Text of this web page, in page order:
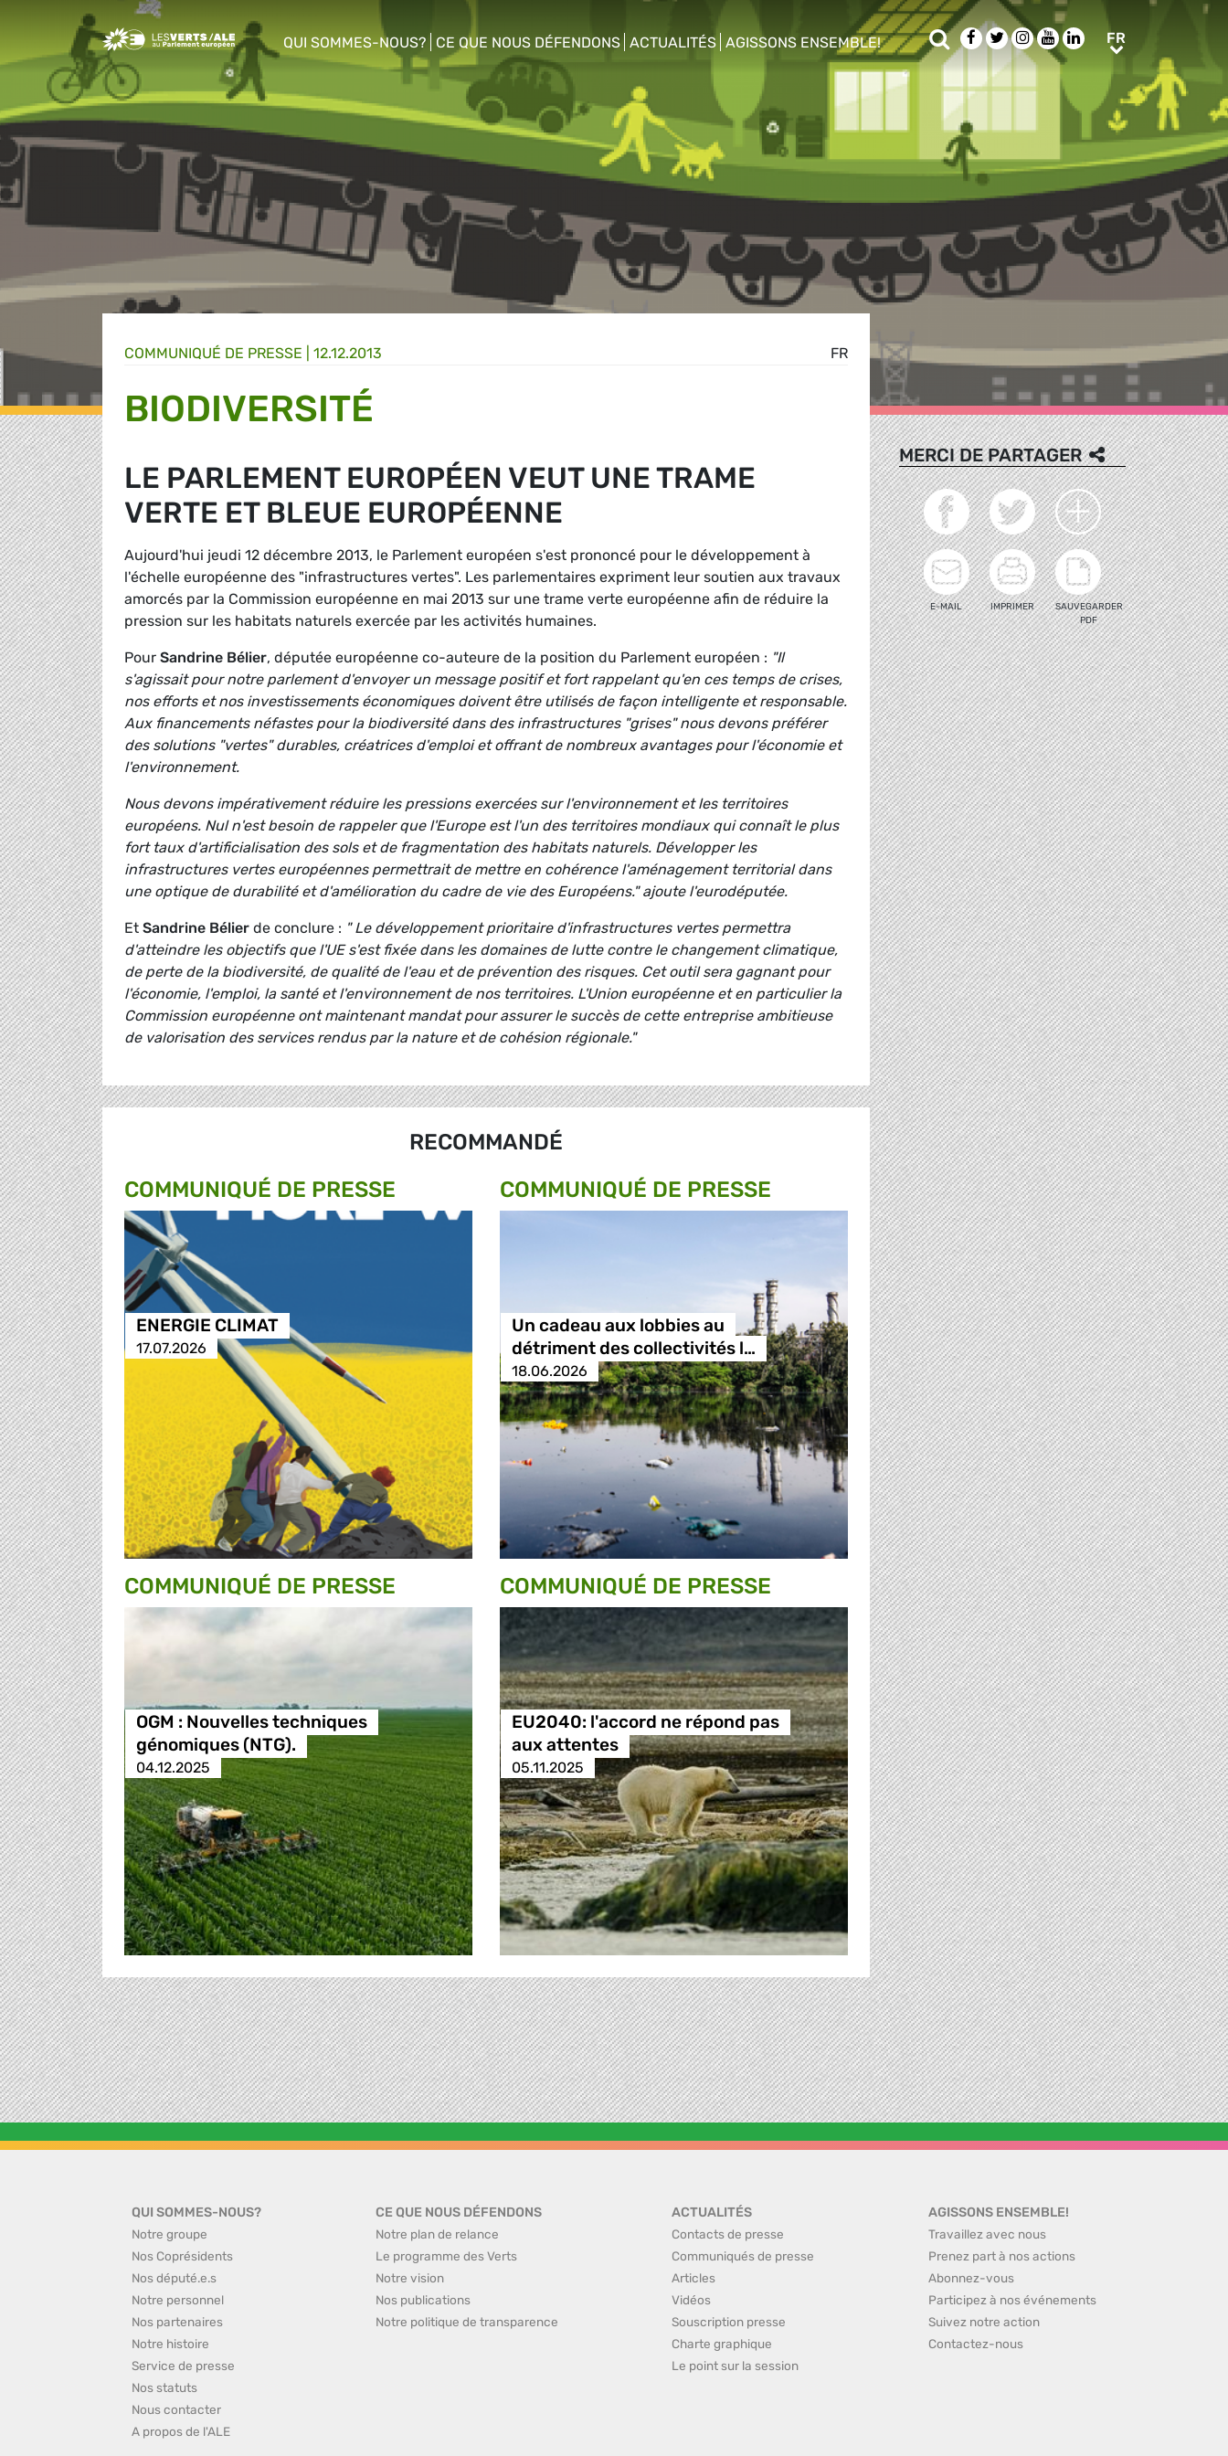
Greens/EFA Home
QUI SOMMES-NOUS?
show/hide sub menu
CE QUE NOUS DÉFENDONS
show/hide sub menu
ACTUALITÉS AGISSONS ENSEMBLE!
show/hide sub menu
Rechercher
Facebook
TwitterInstagram
YoutubeLinkedIn
FR
FR
COMMUNIQUÉ DE PRESSE 12.12.2013
BIODIVERSITÉ
LE PARLEMENT EUROPÉEN VEUT UNE TRAME
VERTE ET BLEUE EUROPÉENNE
Aujourd'hui jeudi 12 décembre 2013, le Parlement européen s'est prononcé pour le développement à
l'échelle européenne des "infrastructures vertes". Les parlementaires expriment leur soutien aux travaux
amorcés par la Commission européenne en mai 2013 sur une trame verte européenne afin de réduire la
pression sur les habitats naturels exercée par les activités humaines.
Pour Sandrine Bélier, députée européenne co-auteure de la position du Parlement européen : "Il
s'agissait pour notre parlement d'envoyer un message positif et fort rappelant qu'en ces temps de crises,
nos efforts et nos investissements économiques doivent être utilisés de façon intelligente et responsable.
Aux financements néfastes pour la biodiversité dans des infrastructures "grises" nous devons préférer
des solutions "vertes" durables, créatrices d'emploi et offrant de nombreux avantages pour l'économie et
l'environnement.
Nous devons impérativement réduire les pressions exercées sur l'environnement et les territoires
européens. Nul n'est besoin de rappeler que l'Europe est l'un des territoires mondiaux qui connaît le plus
fort taux d'artificialisation des sols et de fragmentation des habitats naturels. Développer les
infrastructures vertes européennes permettrait de mettre en cohérence l'aménagement territorial dans
une optique de durabilité et d'amélioration du cadre de vie des Européens." ajoute l'eurodéputée.
Et Sandrine Bélier de conclure : " Le développement prioritaire d'infrastructures vertes permettra
d'atteindre les objectifs que l'UE s'est fixée dans les domaines de lutte contre le changement climatique,
de perte de la biodiversité, de qualité de l'eau et de prévention des risques. Cet outil sera gagnant pour
l'économie, l'emploi, la santé et l'environnement de nos territoires. L'Union européenne et en particulier la
Commission européenne ont maintenant mandat pour assurer le succès de cette entreprise ambitieuse
de valorisation des services rendus par la nature et de cohésion régionale."
RECOMMANDÉ
COMMUNIQUÉ DE PRESSE
ENERGIE CLIMAT
17.07.2026
COMMUNIQUÉ DE PRESSE
Un cadeau aux lobbies au
détriment des collectivités l…
18.06.2026
COMMUNIQUÉ DE PRESSE
OGM : Nouvelles techniques
génomiques (NTG).
04.12.2025
COMMUNIQUÉ DE PRESSE
EU2040: l'accord ne répond pas
aux attentes
05.11.2025
MERCI DE PARTAGER
E-MAIL IMPRIMER
SAUVEGARDER
PDF
QUI SOMMES-NOUS?
Notre groupe
Nos Coprésidents
Nos député.e.s
Notre personnel
Nos partenaires
Notre histoire
Service de presse
Nos statuts
Nous contacter
A propos de l'ALE
CE QUE NOUS DÉFENDONS
Notre plan de relance
Le programme des Verts
Notre vision
Nos publications
Notre politique de transparence
ACTUALITÉS
Contacts de presse
Communiqués de presse
Articles
Vidéos
Souscription presse
Charte graphique
Le point sur la session
AGISSONS ENSEMBLE!
Travaillez avec nous
Prenez part à nos actions
Abonnez-vous
Participez à nos événements
Suivez notre action
Contactez-nous